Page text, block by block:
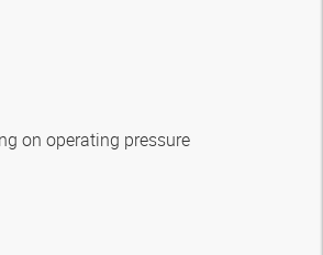
on operating pressure